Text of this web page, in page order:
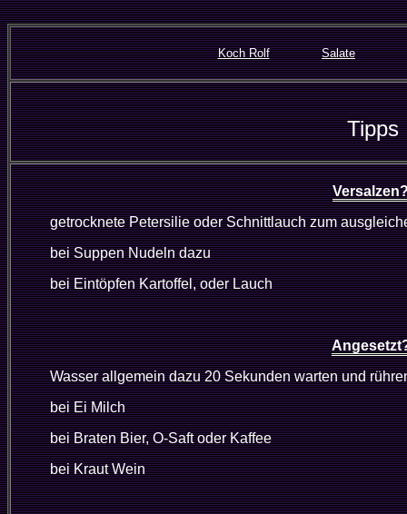
Koch Rolf Salate
Tipps
getrocknete Petersilie oder Schnittlauch zum
bei Suppen Nudeln dazu
bei Eintöpfen Kartoffel, oder Lauch
Wasser allgemein dazu 20 Sekunden warten und
bei Ei Milch
bei Braten Bier, O-Saft oder Kaffee
bei Kraut Wein